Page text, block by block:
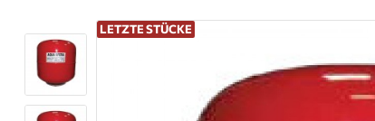
LETZTE STÜCKE